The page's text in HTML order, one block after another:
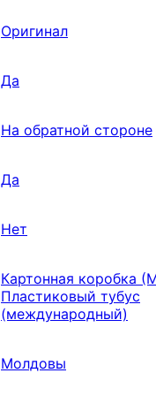
Оригинал
Да
На обратной стороне
Да
Нет
Картонная коробка
Пластиковый тубус
(международный)
Молдовы